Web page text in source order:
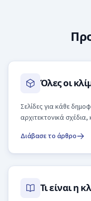
Όλες οι
Σελίδες για κάθε
αρχιτεκτονικά
Διάβασε το άρθρο
Τι είναι η